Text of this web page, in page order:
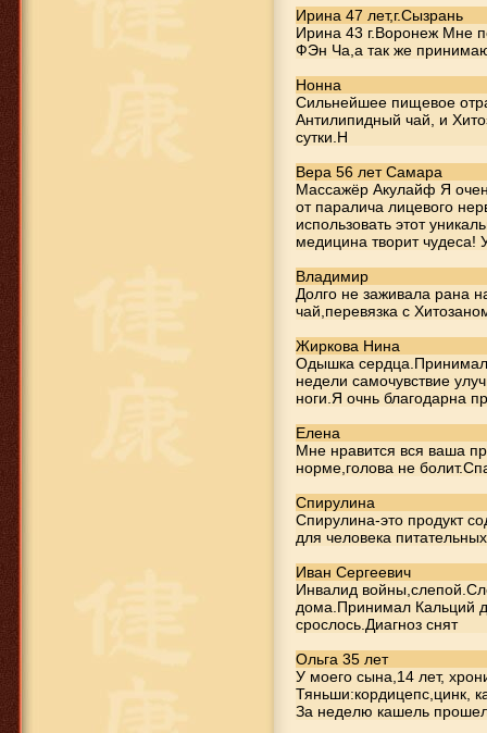
2 242 руб.
Ирина 47 лет,г.Сызрань
Ирина 43 г.Воронеж Мне
ФЭн Ча,а так же
Нонна
Сильнейшее пищевое
Антилипидный чай, и
сутки.Н
Вера 56 лет Самара
Массажёр Акулайф Я
от паралича лицевого
использовать этот
медицина творит чудеса!
Владимир
Долго не заживала рана
чай,перевязка с
Жиркова Нина
Одышка
недели самочувствие
ноги.Я очнь благодарна
Елена
Мне нравится вся ваша
норме,голова не
Спирулина
Спирулина-это продукт
для человека
Иван Сергеевич
Инвалид
дома.Принимал Кальций
срослось.Диагноз снят
Ольга 35 лет
У моего сына,14 лет,
Тяньши:кордицепс,цинк,
За неделю кашель